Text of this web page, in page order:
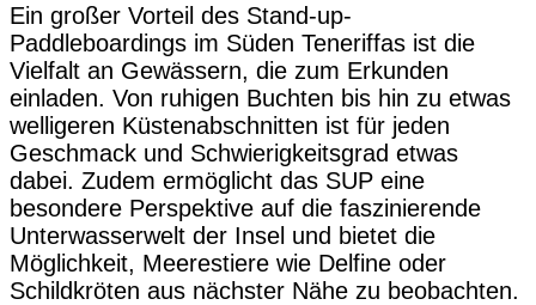
Ein großer Vorteil des Stand-up-
Paddleboardings im Süden Teneriffas ist die
Vielfalt an Gewässern, die zum Erkunden
einladen. Von ruhigen Buchten bis hin zu etwas
welligeren Küstenabschnitten ist für jeden
Geschmack und Schwierigkeitsgrad etwas
dabei. Zudem ermöglicht das SUP eine
besondere Perspektive auf die faszinierende
Unterwasserwelt der Insel und bietet die
Möglichkeit, Meerestiere wie Delfine oder
Schildkröten aus nächster Nähe zu beobachten.